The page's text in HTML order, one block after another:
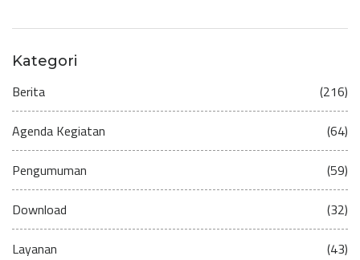
Kategori
Berita (216)
Agenda Kegiatan (64)
Pengumuman (59)
Download (32)
Layanan (43)